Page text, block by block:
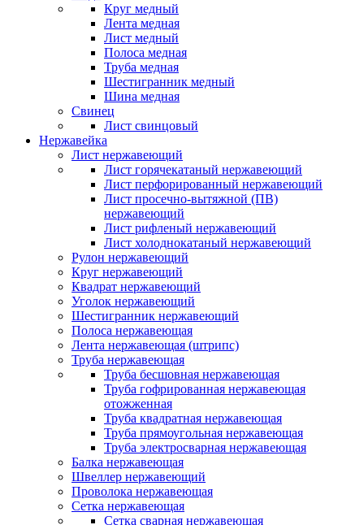
Круг медный
Лента медная
Лист медный
Полоса медная
Труба медная
Шестигранник медный
Шина медная
Свинец
Лист свинцовый
Нержавейка
Лист нержавеющий
Лист горячекатаный нержавеющий
Лист перфорированный нержавеющий
Лист просечно-вытяжной (ПВ)
нержавеющий
Лист рифленый нержавеющий
Лист холоднокатаный нержавеющий
Рулон нержавеющий
Круг нержавеющий
Квадрат нержавеющий
Уголок нержавеющий
Шестигранник нержавеющий
Полоса нержавеющая
Лента нержавеющая (штрипс)
Труба нержавеющая
Труба бесшовная нержавеющая
Труба гофрированная нержавеющая
отожженная
Труба квадратная нержавеющая
Труба прямоугольная нержавеющая
Труба электросварная нержавеющая
Балка нержавеющая
Швеллер нержавеющий
Проволока нержавеющая
Сетка нержавеющая
Сетка сварная нержавеющая